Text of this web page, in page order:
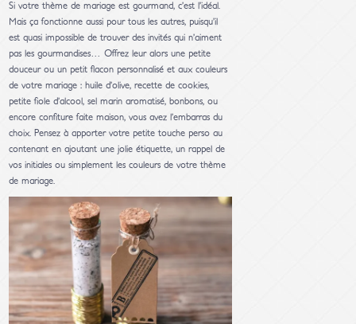
Si votre thème de mariage est gourmand, c’est l’idéal.
Mais ça fonctionne aussi pour tous les autres, puisqu’il
est quasi impossible de trouver des invités qui n’aiment
pas les gourmandises… Offrez leur alors une petite
douceur ou un petit flacon personnalisé et aux couleurs
de votre mariage : huile d’olive, recette de cookies,
petite fiole d’alcool, sel marin aromatisé, bonbons, ou
encore confiture faite maison, vous avez l’embarras du
choix. Pensez à apporter votre petite touche perso au
contenant en ajoutant une jolie étiquette, un rappel de
vos initiales ou simplement les couleurs de votre thème
de mariage.